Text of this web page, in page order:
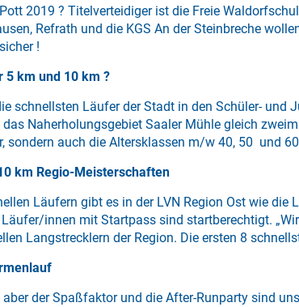
2019 ? Titelverteidiger ist die Freie
Refrath und die KGS An der Steinbreche
!
5 km und 10 km ?
schnellsten Läufer der Stadt in den Schüler-
Naherholungsgebiet Saaler Mühle gleich
sondern auch die Altersklassen m/w 40, 50 und
km Regio-Meisterschaften
Läufern gibt es in der LVN Region Ost wie die
Läufer/innen mit Startpass sind startberechtigt.
Langstrecklern der Region. Die ersten 8
der Spaßfaktor und die After-Runparty sind